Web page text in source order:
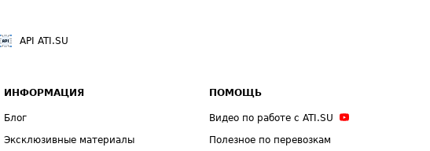
API ATI.SU
ИНФОРМАЦИЯ
Блог
Эксклюзивные материалы
ПОМОЩЬ
Видео по работе с ATI.SU
Полезное по перевозкам